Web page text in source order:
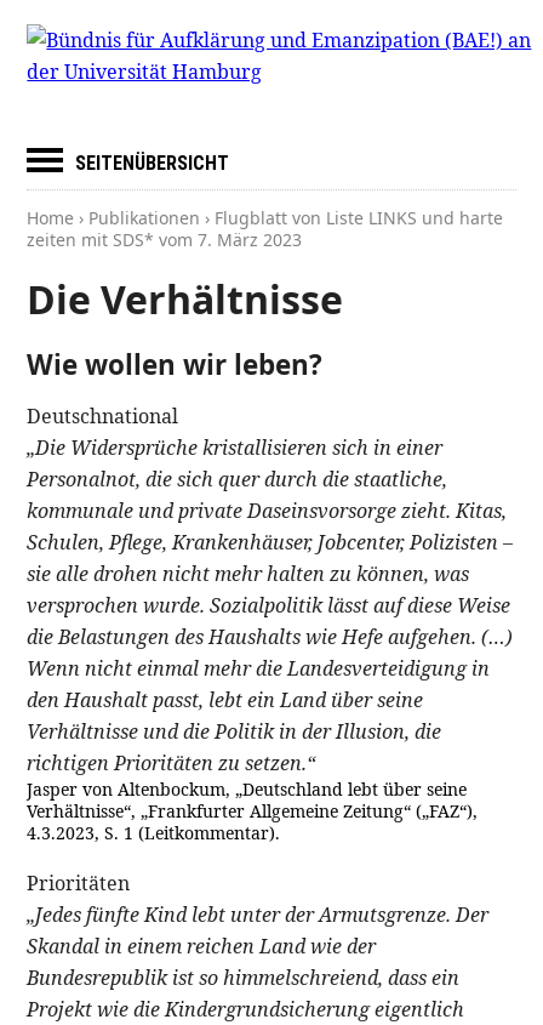
SEITENÜBERSICHT
Home › Publikationen › Flugblatt von Liste LINKS und harte
zeiten mit SDS* vom7. März 2023
Die Verhältnisse
Wie wollen wir leben?
Deutschnational
„Die Widersprüche kristallisieren sich in einer
Personalnot, die sich quer durch die staatliche,
kommunale und private Daseinsvorsorge zieht. Kitas,
Schulen, Pflege, Krankenhäuser, Jobcenter, Polizisten –
sie alle drohen nicht mehr halten zu können, was
versprochen wurde. Sozialpolitik lässt auf diese Weise
die Belastungen des Haushalts wie Hefe aufgehen. (…)
Wenn nicht einmal mehr die Landesverteidigung in
den Haushalt passt, lebt ein Land über seine
Verhältnisse und die Politik in der Illusion, die
richtigen Prioritäten zu setzen.“
Jasper von Altenbockum, „Deutschland lebt über seine
Verhältnisse“, „Frankfurter Allgemeine Zeitung“ („FAZ“),
4.3.2023, S. 1 (Leitkommentar).
Prioritäten
„Jedes fünfte Kind lebt unter der Armutsgrenze. Der
Skandal in einem reichen Land wie der
Bundesrepublik ist so himmelschreiend, dass ein
Projekt wie die Kindergrundsicherung eigentlich